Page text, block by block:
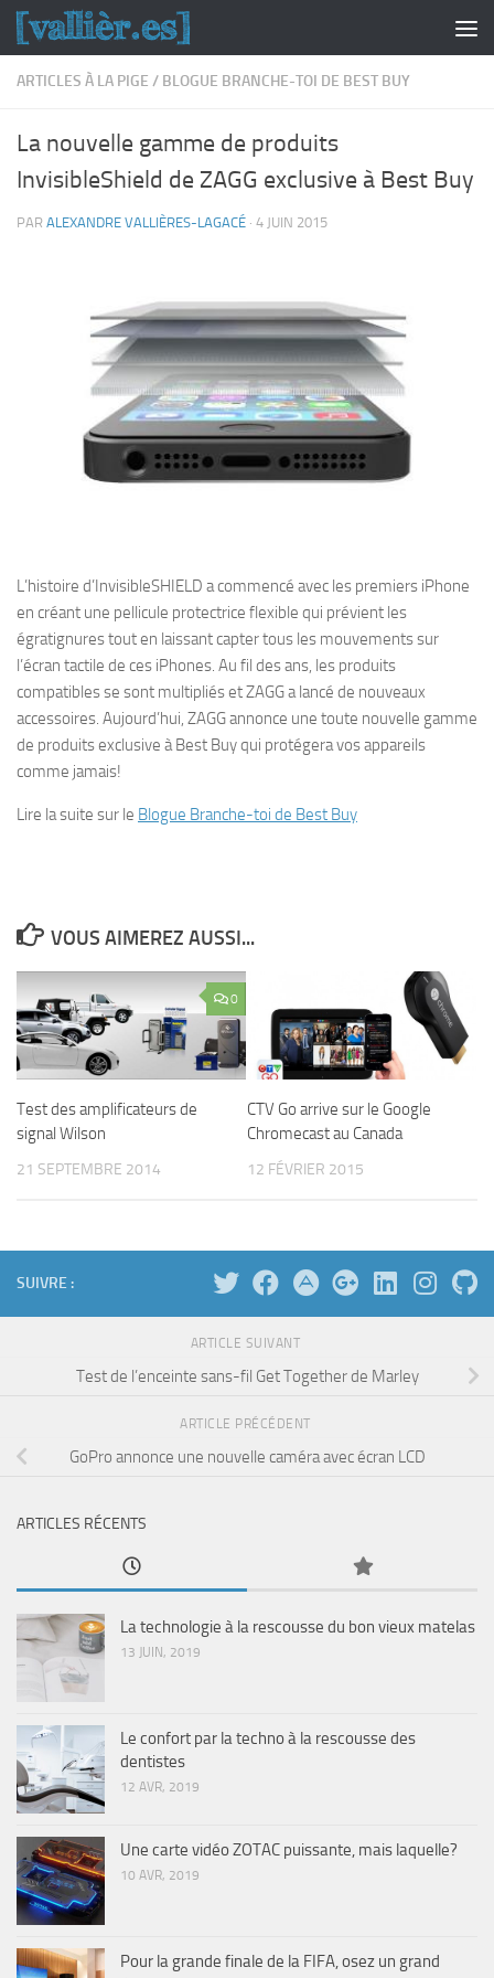
Skip to content
ARTICLES À LA PIGE / BLOGUE BRANCHE-TOI DE BEST BUY
La nouvelle gamme de produits
InvisibleShield de ZAGG exclusive à Best Buy
PAR ALEXANDRE VALLIÈRES-LAGACÉ · 4 JUIN 2015
L’histoire d’InvisibleSHIELD a commencé avec les premiers iPhone
en créant une pellicule protectrice flexible qui prévient les
égratignures tout en laissant capter tous les mouvements sur
l’écran tactile de ces iPhones. Au fil des ans, les produits
compatibles se sont multipliés et ZAGG a lancé de nouveaux
accessoires. Aujourd’hui, ZAGG annonce une toute nouvelle gamme
de produits exclusive à Best Buy qui protégera vos appareils
comme jamais!
Lire la suite sur le Blogue Branche-toi de Best Buy
VOUS AIMEREZ AUSSI...
0
Test des amplificateurs de
signal Wilson
21 SEPTEMBRE 2014
CTV Go arrive sur le Google
Chromecast au Canada
12 FÉVRIER 2015
SUIVRE :
ARTICLE SUIVANT
Test de l’enceinte sans-fil Get Together de Marley
ARTICLE PRÉCÉDENT
GoPro annonce une nouvelle caméra avec écran LCD
ARTICLES RÉCENTS
La technologie à la rescousse du bon vieux matelas
13 JUIN, 2019
Le confort par la techno à la rescousse des
dentistes
12 AVR, 2019
Une carte vidéo ZOTAC puissante, mais laquelle?
10 AVR, 2019
Pour la grande finale de la FIFA, osez un grand